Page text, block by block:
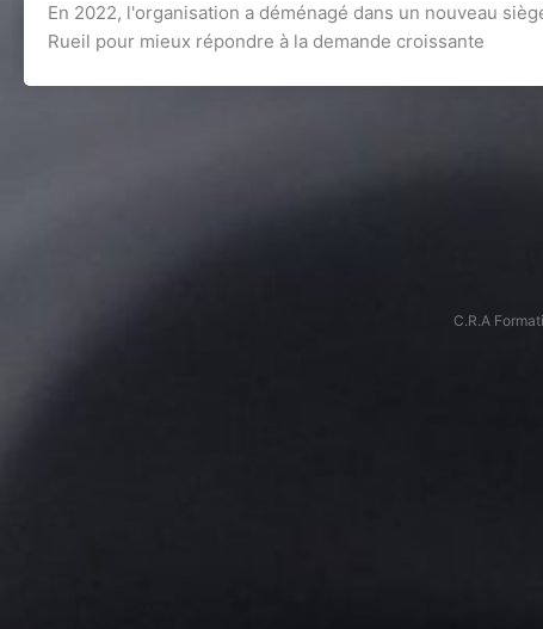
En 2022, l'organisation a déménagé dans un nouveau
Rueil pour mieux répondre à la demande croissante
C.R.A